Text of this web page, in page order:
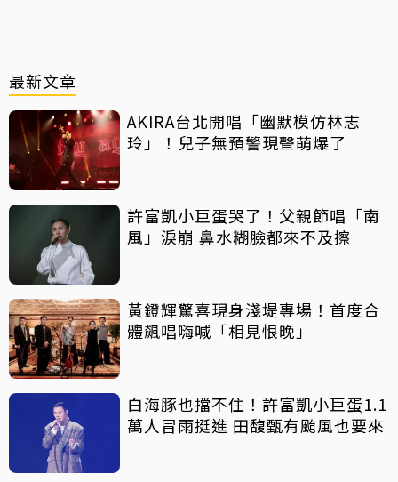
最新文章
AKIRA台北開唱「幽默模仿林志
玲」！兒子無預警現聲萌爆了
許富凱小巨蛋哭了！父親節唱「南
風」淚崩 鼻水糊臉都來不及擦
黃鐙輝驚喜現身淺堤專場！首度合
體飆唱嗨喊「相見恨晚」
白海豚也擋不住！許富凱小巨蛋1.1
萬人冒雨挺進 田馥甄有颱風也要來